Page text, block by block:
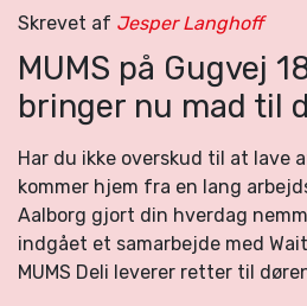
Skrevet af Jesper Langhoff
MUMS på Gugvej
bringer nu mad til
Har du ikke overskud til at lave
kommer hjem fra en lang
Aalborg gjort din hverdag
indgået et samarbejde med
MUMS Deli leverer retter til